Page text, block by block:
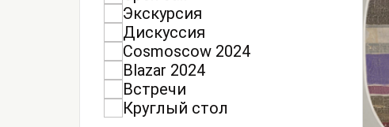
Экскурсия
Дискуссия
Cosmoscow 2024
Blazar 2024
Встречи
Круглый стол